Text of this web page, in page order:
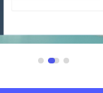
Guia do Usuário >>>